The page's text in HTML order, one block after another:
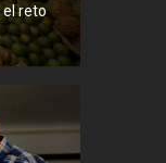
reto